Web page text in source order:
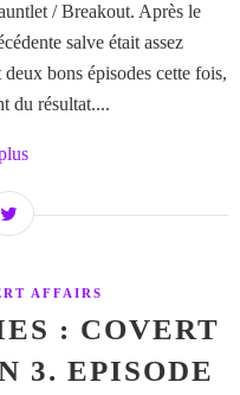
/ Breakout. Après le
salve était assez
bons épisodes cette fois,
du résultat....
AFFAIRS
: COVERT
3. EPISODE